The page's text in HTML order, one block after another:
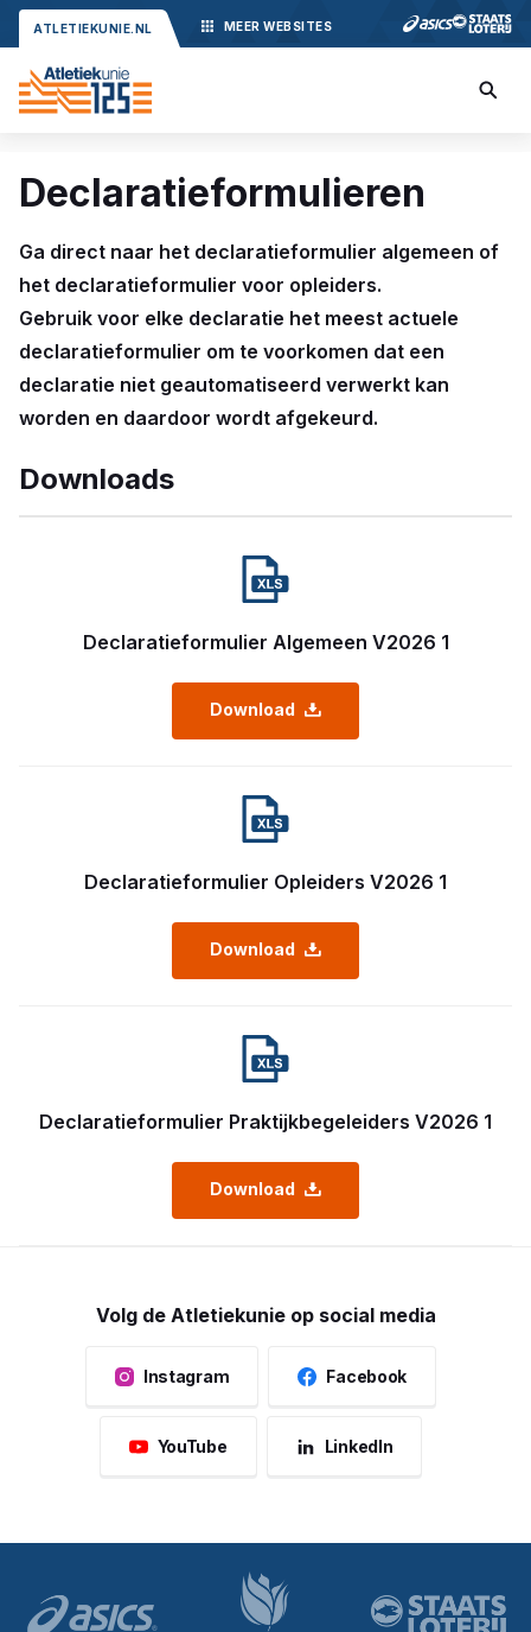
ATLETIEKUNIE.NL MEER WEBSITES
Declaratieformulieren
Ga direct naar het declaratieformulier algemeen of
het declaratieformulier voor opleiders.
Gebruik voor elke declaratie het meest actuele
declaratieformulier om te voorkomen dat een
declaratie niet geautomatiseerd verwerkt kan
worden en daardoor wordt afgekeurd.
Downloads
Declaratieformulier Algemeen V2026 1
Download
Declaratieformulier Opleiders V2026 1
Download
Declaratieformulier Praktijkbegeleiders V2026 1
Download
Volg de Atletiekunie op social media
Instagram Facebook
YouTube LinkedIn